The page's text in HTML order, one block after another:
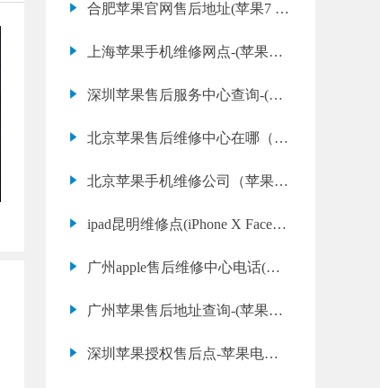
合肥苹果官网售后地址(苹果7 耳
上海苹果手机维修网点-(苹果电
深圳苹果售后服务中心查询-(苹
北京苹果售后维修中心在哪（苹
北京苹果手机维修公司（苹果x
ipad昆明维修点(iPhone X Face
广州apple售后维修中心电话(苹
广州苹果售后地址查询-(苹果手
深圳苹果授权售后点-苹果电池